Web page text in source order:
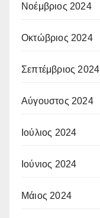
Νοέμβριος 2024
Οκτώβριος 2024
Σεπτέμβριος 2024
Αύγουστος 2024
Ιούλιος 2024
Ιούνιος 2024
Μάιος 2024